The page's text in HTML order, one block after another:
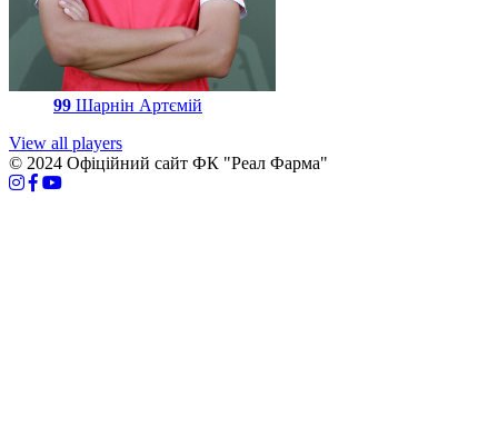
99 Шарнін Артємій
View all players
© 2024 Офіційний сайт ФК "Реал Фарма"